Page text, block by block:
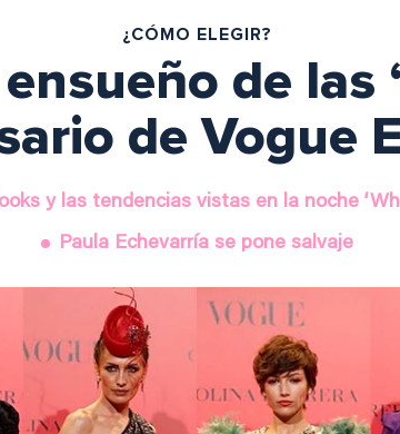
¿CÓMO ELEGIR?
de las
de Vogue
y las tendencias vistas en la noche
Paula Echevarría se pone salvaje